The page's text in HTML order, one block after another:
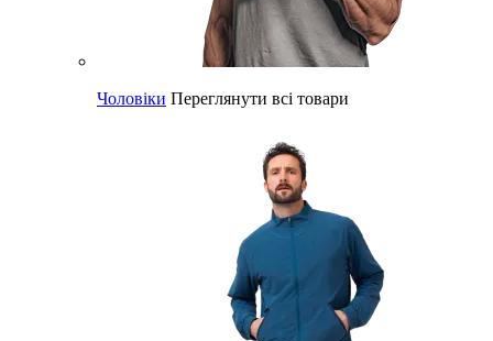
Чоловіки Переглянути всі товари